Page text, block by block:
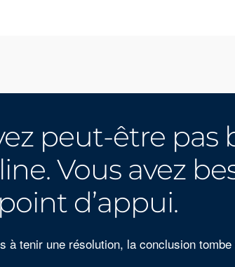
peut-être pas
Vous avez
d’appui.
à tenir une résolution, la conclusion